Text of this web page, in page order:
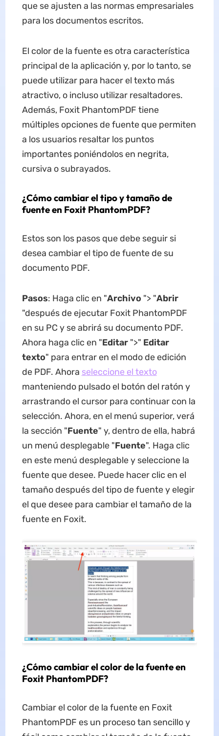
que se ajusten a las normas empresariales
para los documentos escritos.
El color de la fuente es otra característica
principal de la aplicación y, por lo tanto, se
puede utilizar para hacer el texto más
atractivo, o incluso utilizar resaltadores.
Además, Foxit PhantomPDF tiene
múltiples opciones de fuente que permiten
a los usuarios resaltar los puntos
importantes poniéndolos en negrita,
cursiva o subrayados.
¿Cómo cambiar el tipo y tamaño de
fuente en Foxit PhantomPDF?
Estos son los pasos que debe seguir si
desea cambiar el tipo de fuente de su
documento PDF.
Pasos: Haga clic en "Archivo "> "Abrir
"después de ejecutar Foxit PhantomPDF
en su PC y se abrirá su documento PDF.
Ahora haga clic en "Editar ">" Editar
texto" para entrar en el modo de edición
de PDF. Ahora seleccione el texto
manteniendo pulsado el botón del ratón y
arrastrando el cursor para continuar con la
selección. Ahora, en el menú superior, verá
la sección "Fuente" y, dentro de ella, habrá
un menú desplegable "Fuente". Haga clic
en este menú desplegable y seleccione la
fuente que desee. Puede hacer clic en el
tamaño después del tipo de fuente y elegir
el que desee para cambiar el tamaño de la
fuente en Foxit.
¿Cómo cambiar el color de la fuente en
Foxit PhantomPDF?
Cambiar el color de la fuente en Foxit
PhantomPDF es un proceso tan sencillo y